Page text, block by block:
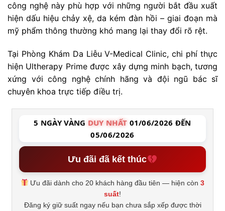
công nghệ này phù hợp với những người bắt đầu xuất
hiện dấu hiệu chảy xệ, da kém đàn hồi – giai đoạn mà
mỹ phẩm thông thường khó mang lại thay đổi rõ rệt.
Tại Phòng Khám Da Liễu V-Medical Clinic, chi phí thực
hiện Ultherapy Prime được xây dựng minh bạch, tương
xứng với công nghệ chính hãng và đội ngũ bác sĩ
chuyên khoa trực tiếp điều trị.
5 NGÀY VÀNG DUY NHẤT 01/06/2026 ĐẾN
05/06/2026
Ưu đãi đã kết thúc
Ưu đãi dành cho 20 khách hàng đầu tiên — hiện còn3
suất!
Đăng ký giữ suất ngay nếu bạn chưa sắp xếp được thời